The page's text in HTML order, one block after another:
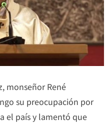
monseñor René
su preocupación por
el país y lamentó que